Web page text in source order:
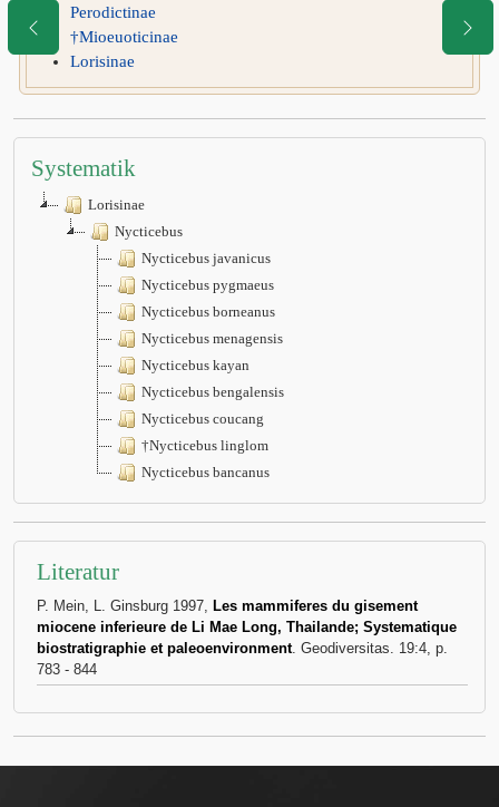
Perodictinae
†Mioeuoticinae
Lorisinae
Systematik
Lorisinae
Nycticebus
Nycticebus javanicus
Nycticebus pygmaeus
Nycticebus borneanus
Nycticebus menagensis
Nycticebus kayan
Nycticebus bengalensis
Nycticebus coucang
†Nycticebus linglom
Nycticebus bancanus
Literatur
P. Mein, L. Ginsburg 1997, Les mammiferes du gisement
miocene inferieure de Li Mae Long, Thailande; Systematique
biostratigraphie et paleoenvironment. Geodiversitas. 19:4, p.
783 - 844